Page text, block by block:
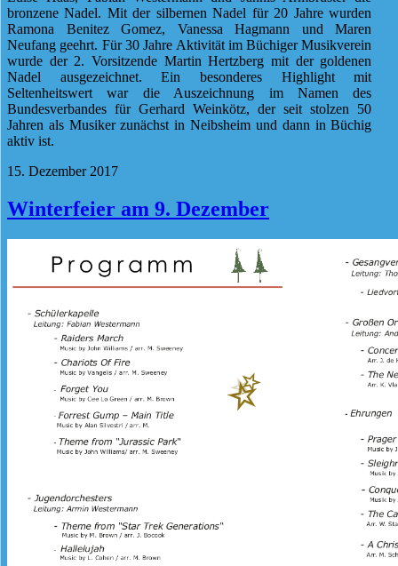
bronzene Nadel. Mit der silbernen Nadel für 20 Jahre wurden
Ramona Benitez Gomez, Vanessa Hagmann und Maren
Neufang geehrt. Für 30 Jahre Aktivität im Büchiger Musikverein
wurde der 2. Vorsitzende Martin Hertzberg mit der goldenen
Nadel ausgezeichnet. Ein besonderes Highlight mit
Seltenheitswert war die Auszeichnung im Namen des
Bundesverbandes für Gerhard Weinkötz, der seit stolzen 50
Jahren als Musiker zunächst in Neibsheim und dann in Büchig
aktiv ist.
15. Dezember 2017
Winterfeier am 9. Dezember